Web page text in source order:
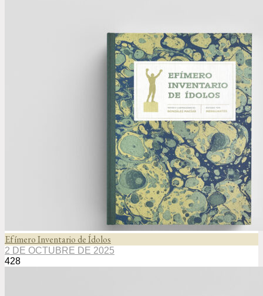
Efímero Inventario de Ídolos
2 DE OCTUBRE DE 2025
428